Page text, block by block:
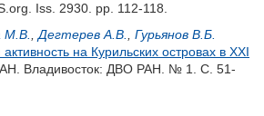
Iss. 2930. pp. 112-118.
М.В. Дегтерев А.В.
Гурьянов В.Б.
на Курильских островах в XXI
Владивосток: ДВО РАН. № 1. С. 51-